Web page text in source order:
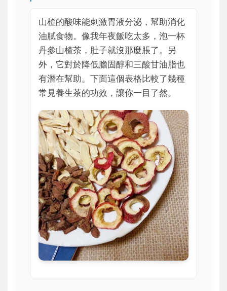
山楂的酸味能刺激胃液分泌，幫助消化
油膩食物。像我年夜飯吃太多，泡一杯
丹參山楂茶，肚子就沒那麼脹了。另
外，它對於降低膽固醇和三酸甘油脂也
有潛在幫助。下面這個表格比較了幾種
常見養生茶的功效，讓你一目了然。